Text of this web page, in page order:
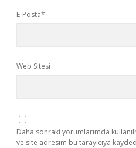
E-Posta*
Web Sitesi
Daha sonraki yorumlarımda
ve site adresim bu tarayıcıya